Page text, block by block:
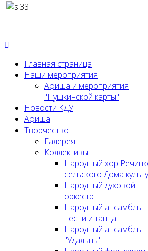
Главная страница
Наши мероприятия
Афиша и мероприятия
"Пушкинской карты"
Новости КДУ
Афиша
Творчество
Галерея
Коллективы
Народный хор
сельского Дома
Народный духовой
оркестр
Народный ансамбль
песни и танца
Народный ансамбль
"Удальцы"